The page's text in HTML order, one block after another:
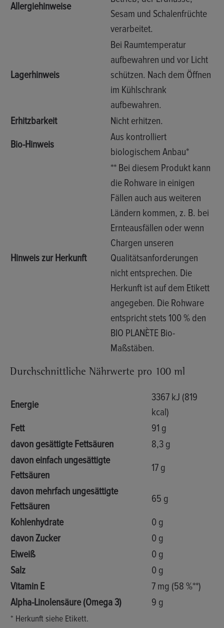
Allergiehinweise
Sesam und Schalenfrüchte
verarbeitet.
Lagerhinweis
Bei Raumtemperatur
aufbewahren und vor Licht
schützen. Nach dem Öffnen
im Kühlschrank
aufbewahren.
Erhitzbarkeit
Nicht erhitzen.
Bio-Hinweis
Aus kontrolliert
biologischem Anbau*
Hinweis zur Herkunft
** Bei diesem Produkt kann
die Rohware in einigen
Fällen auch aus weiteren
Ländern kommen, z. B. bei
Ernteausfällen oder wenn
Chargen unseren
Qualitätsanforderungen
nicht entsprechen. Die
Herkunft ist auf dem Etikett
angegeben. Die Rohware
entspricht stets 100 % den
BIO PLANÈTE Bio-
Maßstäben.
Durchschnittliche Nährwerte pro 100 ml
Energie
3367 kJ (819
kcal)
Fett
91 g
davon gesättigte Fettsäuren
8,3 g
davon einfach ungesättigte
Fettsäuren
17 g
davon mehrfach ungesättigte
Fettsäuren
65 g
Kohlenhydrate
0 g
davon Zucker
0 g
Eiweiß
0 g
Salz
0 g
Vitamin E
7 mg (58 %**)
Alpha-Linolensäure (Omega 3)
9 g
* Herkunft siehe Etikett.